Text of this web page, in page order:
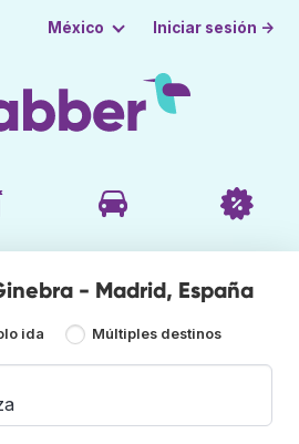
México Iniciar sesión →
- Madrid, España
ida Múltiples destinos